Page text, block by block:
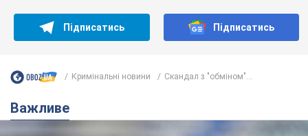
Підписатись Підписатись
Кримінальні новини Скандал з "обміном"...
Важливе